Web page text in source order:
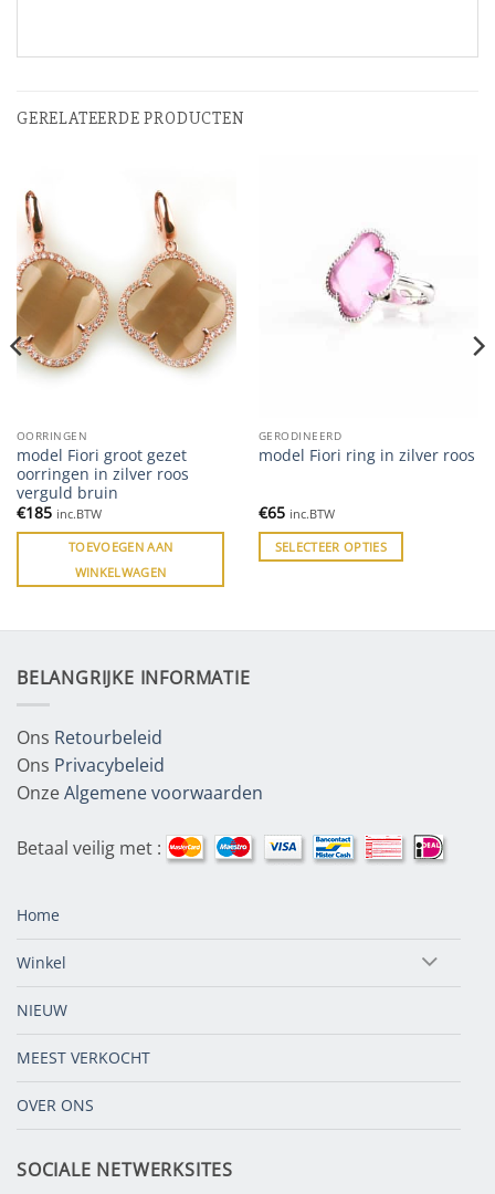
GERELATEERDE PRODUCTEN
OORRINGEN
model Fiori groot gezet
oorringen in zilver roos
verguld bruin
€185 inc.BTW
TOEVOEGEN AAN
WINKELWAGEN
GERODINEERD
model Fiori ring in zilver roos
€65 inc.BTW
SELECTEER OPTIES
BELANGRIJKE INFORMATIE
Ons Retourbeleid
Ons Privacybeleid
OnzeAlgemene voorwaarden
Betaal veilig met :
Home
Winkel
NIEUW
MEEST VERKOCHT
OVER ONS
SOCIALE NETWERKSITES